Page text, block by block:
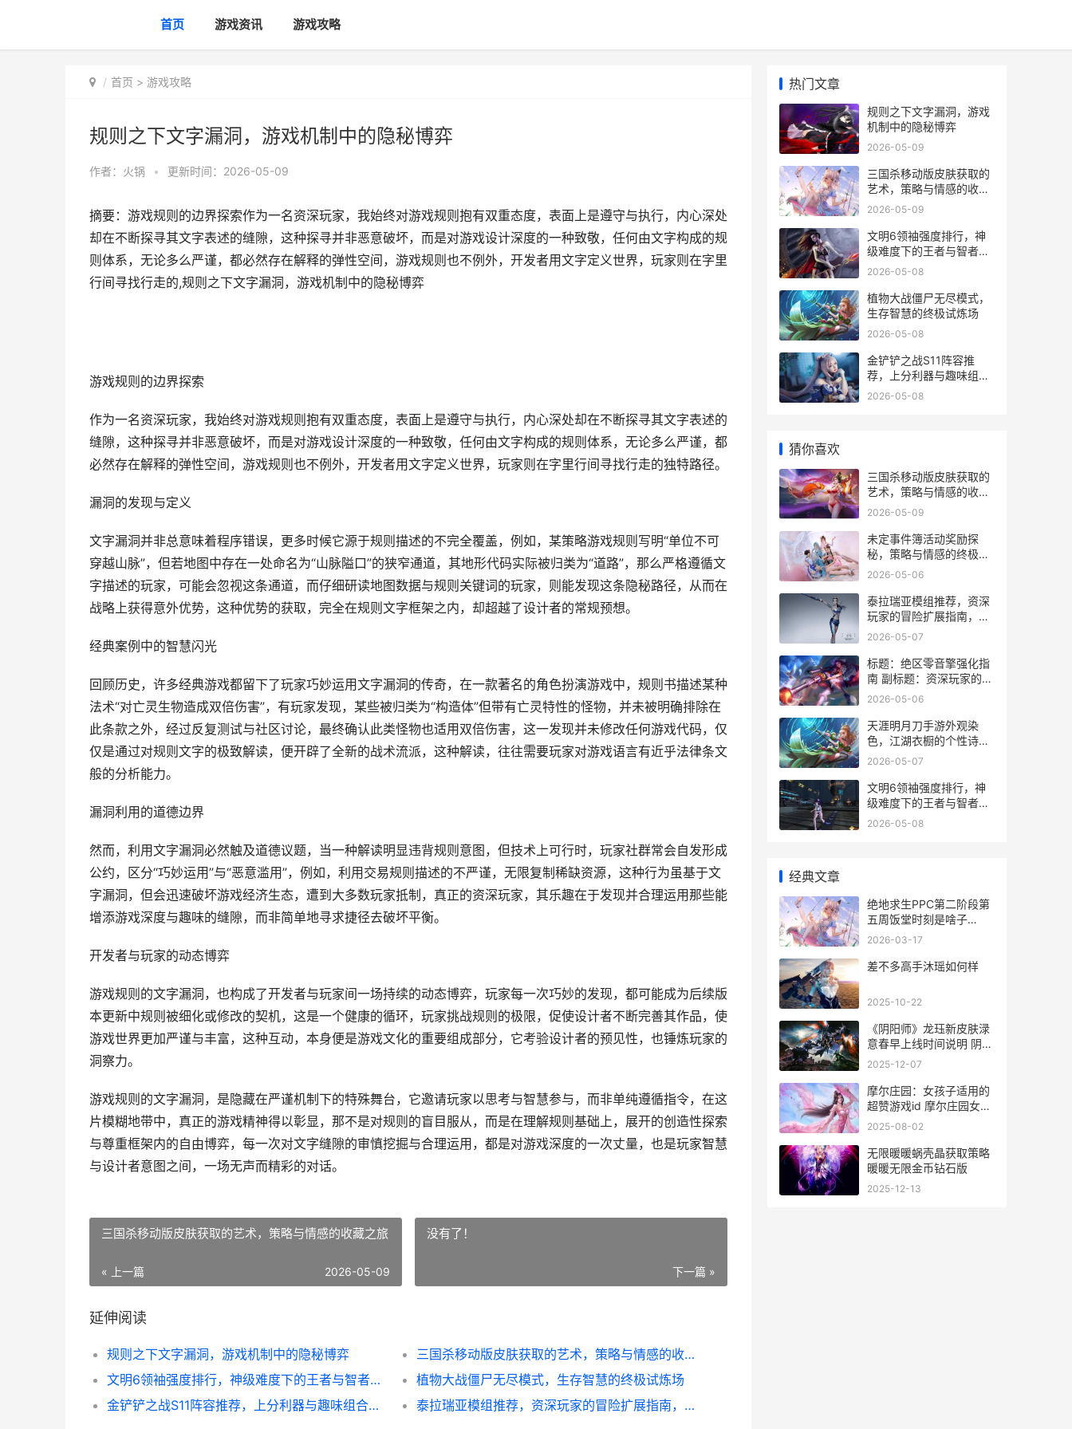
首页 游戏资讯 游戏攻略
首页 > 游戏攻略
规则之下文字漏洞，游戏机制中的隐秘博弈
作者： 火锅 • 更新时间：2026-05-09
摘要：游戏规则的边界探索作为一名资深玩家，我始终对游戏规则抱有双重态度，表面上是遵守与执行，内心深处
却在不断探寻其文字表述的缝隙，这种探寻并非恶意破坏，而是对游戏设计深度的一种致敬，任何由文字构成的规
则体系，无论多么严谨，都必然存在解释的弹性空间，游戏规则也不例外，开发者用文字定义世界，玩家则在字里
行间寻找行走的,规则之下文字漏洞，游戏机制中的隐秘博弈
游戏规则的边界探索
作为一名资深玩家，我始终对游戏规则抱有双重态度，表面上是遵守与执行，内心深处却在不断探寻其文字表述的
缝隙，这种探寻并非恶意破坏，而是对游戏设计深度的一种致敬，任何由文字构成的规则体系，无论多么严谨，都
必然存在解释的弹性空间，游戏规则也不例外，开发者用文字定义世界，玩家则在字里行间寻找行走的独特路径。
漏洞的发现与定义
文字漏洞并非总意味着程序错误，更多时候它源于规则描述的不完全覆盖，例如，某策略游戏规则写明“单位不可
穿越山脉”，但若地图中存在一处命名为“山脉隘口”的狭窄通道，其地形代码实际被归类为“道路”，那么严格遵循文
字描述的玩家，可能会忽视这条通道，而仔细研读地图数据与规则关键词的玩家，则能发现这条隐秘路径，从而在
战略上获得意外优势，这种优势的获取，完全在规则文字框架之内，却超越了设计者的常规预想。
经典案例中的智慧闪光
回顾历史，许多经典游戏都留下了玩家巧妙运用文字漏洞的传奇，在一款著名的角色扮演游戏中，规则书描述某种
法术“对亡灵生物造成双倍伤害”，有玩家发现，某些被归类为“构造体”但带有亡灵特性的怪物，并未被明确排除在
此条款之外，经过反复测试与社区讨论，最终确认此类怪物也适用双倍伤害，这一发现并未修改任何游戏代码，仅
仅是通过对规则文字的极致解读，便开辟了全新的战术流派，这种解读，往往需要玩家对游戏语言有近乎法律条文
般的分析能力。
漏洞利用的道德边界
然而，利用文字漏洞必然触及道德议题，当一种解读明显违背规则意图，但技术上可行时，玩家社群常会自发形成
公约，区分“巧妙运用”与“恶意滥用”，例如，利用交易规则描述的不严谨，无限复制稀缺资源，这种行为虽基于文
字漏洞，但会迅速破坏游戏经济生态，遭到大多数玩家抵制，真正的资深玩家，其乐趣在于发现并合理运用那些能
增添游戏深度与趣味的缝隙，而非简单地寻求捷径去破坏平衡。
开发者与玩家的动态博弈
游戏规则的文字漏洞，也构成了开发者与玩家间一场持续的动态博弈，玩家每一次巧妙的发现，都可能成为后续版
本更新中规则被细化或修改的契机，这是一个健康的循环，玩家挑战规则的极限，促使设计者不断完善其作品，使
游戏世界更加严谨与丰富，这种互动，本身便是游戏文化的重要组成部分，它考验设计者的预见性，也锤炼玩家的
洞察力。
游戏规则的文字漏洞，是隐藏在严谨机制下的特殊舞台，它邀请玩家以思考与智慧参与，而非单纯遵循指令，在这
片模糊地带中，真正的游戏精神得以彰显，那不是对规则的盲目服从，而是在理解规则基础上，展开的创造性探索
与尊重框架内的自由博弈，每一次对文字缝隙的审慎挖掘与合理运用，都是对游戏深度的一次丈量，也是玩家智慧
与设计者意图之间，一场无声而精彩的对话。
三国杀移动版皮肤获取的艺术，策略与情感的收藏之旅
« 上一篇 2026-05-09
没有了！
下一篇 »
延伸阅读
规则之下文字漏洞，游戏机制中的隐秘博弈
三国杀移动版皮肤获取的艺术，策略与情感的收藏之旅
文明6领袖强度排行，神级难度下的王者与智者，副标题，纵横千年的战略抉择
植物大战僵尸无尽模式，生存智慧的终极试炼场
金铲铲之战S11阵容推荐，上分利器与趣味组合全解析
泰拉瑞亚模组推荐，资深玩家的冒险扩展指南，副标题，开启超越原版的奇妙旅程
热门文章
规则之下文字漏洞，游戏
机制中的隐秘博弈
2026-05-09
三国杀移动版皮肤获取的
艺术，策略与情感的收藏
之旅
2026-05-09
文明6领袖强度排行，神
级难度下的王者与智者，
副标题，纵横千年的战略
2026-05-08
植物大战僵尸无尽模式，
生存智慧的终极试炼场
2026-05-08
金铲铲之战S11阵容推
荐，上分利器与趣味组合
全解析
2026-05-08
猜你喜欢
三国杀移动版皮肤获取的
艺术，策略与情感的收藏
之旅
2026-05-09
未定事件簿活动奖励探
秘，策略与情感的终极回
馈
2026-05-06
泰拉瑞亚模组推荐，资深
玩家的冒险扩展指南，副
标题，开启超越原版的奇
2026-05-07
标题：绝区零音擎强化指
南 副标题：资深玩家的深
度解析与实战心得
2026-05-06
天涯明月刀手游外观染
色，江湖衣橱的个性诗
篇，副标题，一袭华裳染
2026-05-07
文明6领袖强度排行，神
级难度下的王者与智者，
副标题，纵横千年的战略
2026-05-08
经典文章
绝地求生PPC第二阶段第
五周饭堂时刻是啥子
pubg new state(绝地求
2026-03-17
差不多高手沐瑶如何样
2025-10-22
《阴阳师》龙珏新皮肤渌
意春早上线时间说明 阴阳
师里的龙
2025-12-07
摩尔庄园：女孩子适用的
超赞游戏id 摩尔庄园女孩
子多吗
2025-08-02
无限暖暖蜗壳晶获取策略
暖暖无限金币钻石版
2025-12-13